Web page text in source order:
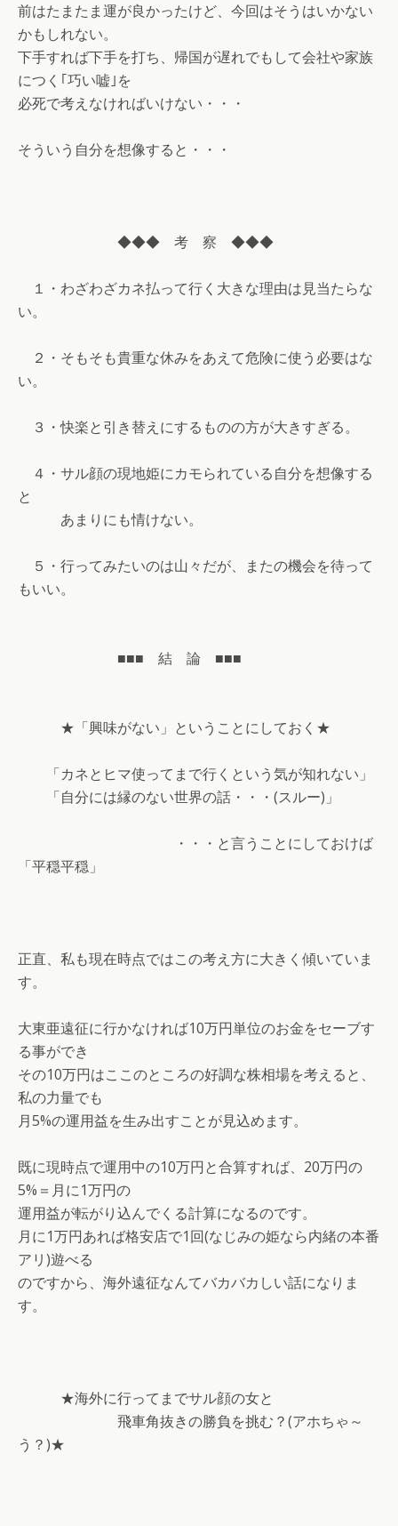
前はたまたま運が良かったけど、今回はそうはいかない
かもしれない。
下手すれば下手を打ち、帰国が遅れでもして会社や家族
につく｢巧い嘘｣を
必死で考えなければいけない・・・
そういう自分を想像すると・・・
◆◆◆ 考 察 ◆◆◆
１・わざわざカネ払って行く大きな理由は見当たらな
い。
２・そもそも貴重な休みをあえて危険に使う必要はな
い。
３・快楽と引き替えにするものの方が大きすぎる。
４・サル顔の現地姫にカモられている自分を想像する
と
あまりにも情けない。
５・行ってみたいのは山々だが、またの機会を待って
もいい。
■■■ 結 論 ■■■
★「興味がない」ということにしておく★
「カネとヒマ使ってまで行くという気が知れない」
「自分には縁のない世界の話・・・(スルー)」
・・・と言うことにしておけば
「平穏平穏」
正直、私も現在時点ではこの考え方に大きく傾いていま
す。
大東亜遠征に行かなければ10万円単位のお金をセーブす
る事ができ
その10万円はここのところの好調な株相場を考えると、
私の力量でも
月5%の運用益を生み出すことが見込めます。
既に現時点で運用中の10万円と合算すれば、20万円の
5%＝月に1万円の
運用益が転がり込んでくる計算になるのです。
月に1万円あれば格安店で1回(なじみの姫なら内緒の本番
アリ)遊べる
のですから、海外遠征なんてバカバカしい話になりま
す。
★海外に行ってまでサル顔の女と
飛車角抜きの勝負を挑む？(アホちゃ～
う？)★